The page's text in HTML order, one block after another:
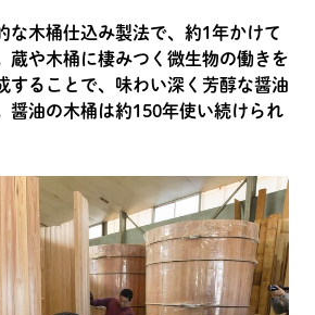
な木桶仕込み製法で、約1年かけて
蔵や木桶に棲みつく微生物の働きを
することで、味わい深く芳醇な醤油
醤油の木桶は約150年使い続けられ